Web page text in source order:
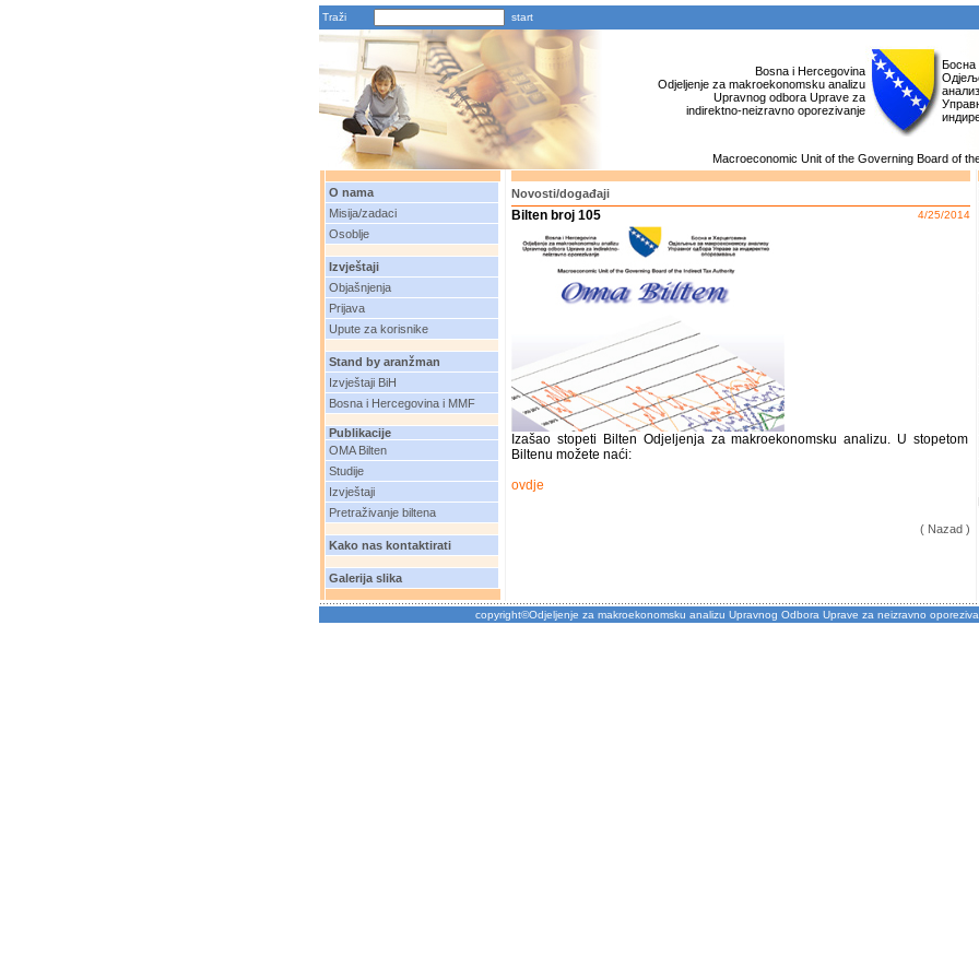
Traži
Bosna i Hercegovina
Odjeljenje za makroekonomsku analizu
Upravnog odbora Uprave za
indirektno-neizravno oporezivanje
Босна
Macroeconomic Unit of the Governing Board of
O nama
Misija/zadaci
Osoblje
Izvještaji
Objašnjenja
Prijava
Upute za korisnike
Stand by aranžman
Izvještaji BiH
Bosna i Hercegovina i MMF
Publikacije
OMA Bilten
Studije
Izvještaji
Pretraživanje biltena
Kako nas kontaktirati
Galerija slika
Novosti/događaji
Bilten broj 105 4/25/2014
Izašao stopeti Bilten Odjeljenja za makroekonomsku analizu. U stopetom
Biltenu možete naći:
ovdje
( Nazad )
copyright©Odjeljenje za makroekonomsku analizu Upravnog Odbora Uprave za neizravno